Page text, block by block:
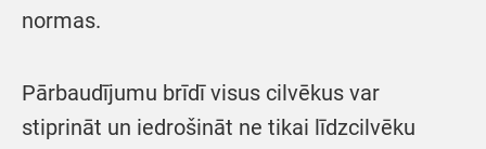
normas.
Pārbaudījumu brīdī visus cilvēkus var
stiprināt un iedrošināt ne tikai līdzcilvēku